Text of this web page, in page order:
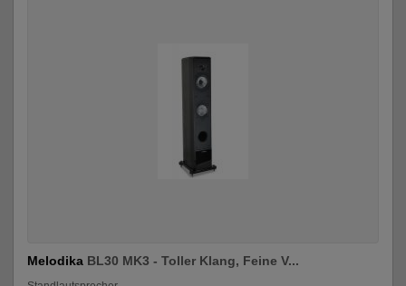
Melodika BL30 MK3 - Toller Klang, Feine V...